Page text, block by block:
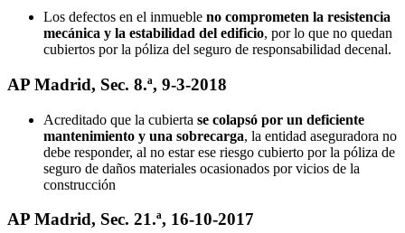
Los defectos en el inmueble no comprometen la resistencia
mecánica y la estabilidad del edificio, por lo que no quedan
cubiertos por la póliza del seguro de responsabilidad decenal.
AP Madrid, Sec. 8.ª, 9-3-2018
Acreditado que la cubierta se colapsó por un deficiente
mantenimiento y una sobrecarga, la entidad aseguradora no
debe responder, al no estar ese riesgo cubierto por la póliza de
seguro de daños materiales ocasionados por vicios de la
construcción
AP Madrid, Sec. 21.ª, 16-10-2017